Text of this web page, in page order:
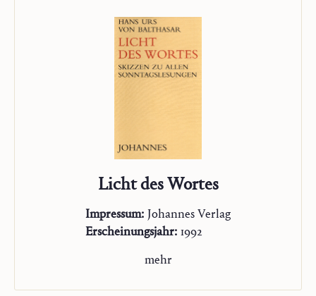
Licht des Wortes
Impressum: Johannes Verlag
Erscheinungsjahr: 1992
mehr